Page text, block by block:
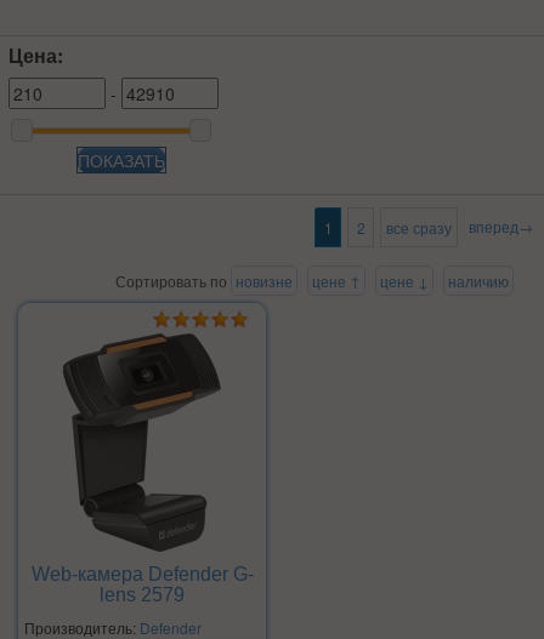
Цена:
-
ПОКАЗАТЬ
1 2 все сразу вперед→
Сортировать по новизне цене ↑ цене ↓ наличию
Web-камера Defender G-
lens 2579
Производитель: Defender